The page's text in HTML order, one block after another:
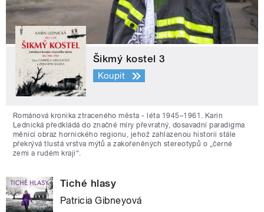
Šikmý kostel 3
Koupit
Románová kronika ztraceného města - léta 1945–1961. Karin
Lednická předkládá do značné míry převratný, dosavadní paradigma
měnící obraz hornického regionu, jehož zahlazenou historii stále
překrývá tlustá vrstva mýtů a zakořeněných stereotypů o „černé
zemi a rudém kraji“.
Tiché hlasy
Patricia Gibneyová